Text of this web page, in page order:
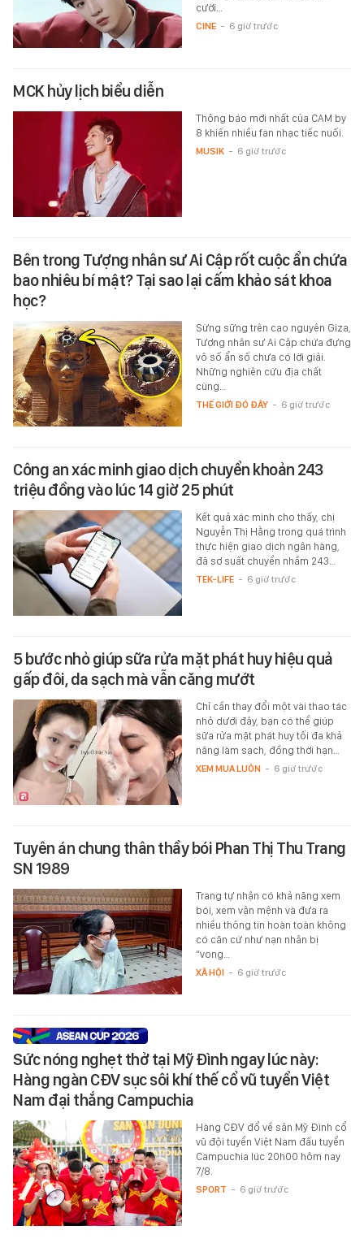
cười…
CINE - 6 giờ trước
MCK hủy lịch biểu diễn
Thông báo mới nhất của CAM by
8 khiến nhiều fan nhạc tiếc nuối.
MUSIK - 6 giờ trước
Bên trong Tượng nhân sư Ai Cập rốt cuộc ẩn chứa
bao nhiêu bí mật? Tại sao lại cấm khảo sát khoa
học?
Sừng sững trên cao nguyên Giza,
Tượng nhân sư Ai Cập chứa đựng
vô số ẩn số chưa có lời giải.
Những nghiên cứu địa chất
cùng…
THẾ GIỚI ĐÓ ĐÂY - 6 giờ trước
Công an xác minh giao dịch chuyển khoản 243
triệu đồng vào lúc 14 giờ 25 phút
Kết quả xác minh cho thấy, chị
Nguyễn Thị Hằng trong quá trình
thực hiện giao dịch ngân hàng,
đã sơ suất chuyển nhầm 243…
TEK-LIFE - 6 giờ trước
5 bước nhỏ giúp sữa rửa mặt phát huy hiệu quả
gấp đôi, da sạch mà vẫn căng mướt
Chỉ cần thay đổi một vài thao tác
nhỏ dưới đây, bạn có thể giúp
sữa rửa mặt phát huy tối đa khả
năng làm sạch, đồng thời hạn…
XEM MUA LUÔN - 6 giờ trước
Tuyên án chung thân thầy bói Phan Thị Thu Trang
SN 1989
Trang tự nhận có khả năng xem
bói, xem vận mệnh và đưa ra
nhiều thông tin hoàn toàn không
có căn cứ như nạn nhân bị
“vong…
XÃ HỘI - 6 giờ trước
Sức nóng nghẹt thở tại Mỹ Đình ngay lúc này:
Hàng ngàn CĐV sục sôi khí thế cổ vũ tuyển Việt
Nam đại thắng Campuchia
Hàng CĐV đổ về sân Mỹ Đình cổ
vũ đội tuyển Việt Nam đấu tuyển
Campuchia lúc 20h00 hôm nay
7/8.
SPORT - 6 giờ trước